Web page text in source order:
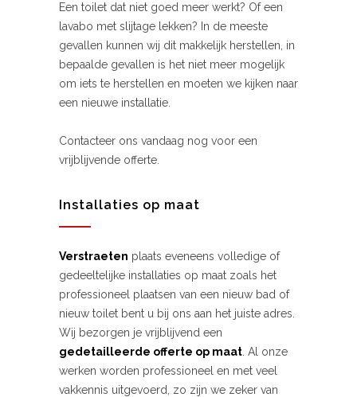
Een toilet dat niet goed meer werkt? Of een
lavabo met slijtage lekken? In de meeste
gevallen kunnen wij dit makkelijk herstellen, in
bepaalde gevallen is het niet meer mogelijk
om iets te herstellen en moeten we kijken naar
een nieuwe installatie.
Contacteer ons vandaag nog voor een
vrijblijvende offerte.
Installaties op maat
Verstraeten plaats eveneens volledige of
gedeeltelijke installaties op maat zoals het
professioneel plaatsen van een nieuw bad of
nieuw toilet bent u bij ons aan het juiste adres.
Wij bezorgen je vrijblijvend een
gedetailleerde offerte op maat . Al onze
werken worden professioneel en met veel
vakkennis uitgevoerd, zo zijn we zeker van